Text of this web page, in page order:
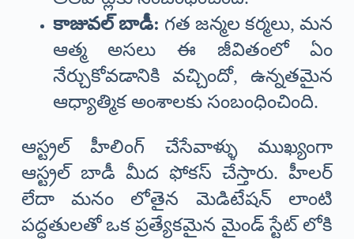
కాజువల్ బాడీ: గత జన్మల కర్మలు, మన
ఆత్మ అసలు ఈ జీవితంలో ఏం
నేర్చుకోవడానికి వచ్చిందో, ఉన్నతమైన
ఆధ్యాత్మిక అంశాలకు సంబంధించింది.
ఆస్ట్రల్ హీలింగ్ చేసేవాళ్ళు ముఖ్యంగా
ఆస్ట్రల్ బాడీ మీద ఫోకస్ చేస్తారు. హీలర్
లేదా మనం లోతైన మెడిటేషన్ లాంటి
పద్ధతులతో ఒక ప్రత్యేకమైన మైండ్ స్టేట్ లోకి